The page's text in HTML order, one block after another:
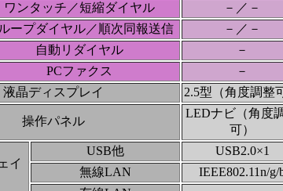
ワンタッチ／短縮ダイヤル
－／－
ープダイヤル／順次同報送信
－／－
自動リダイヤル
－
PCファクス
－
液晶ディスプレイ
2.5型（角度調整
操作パネル
LEDナビ（角度
可）
イ
USB他 USB2.0×1
無線LAN
IEEE802.11n/g/